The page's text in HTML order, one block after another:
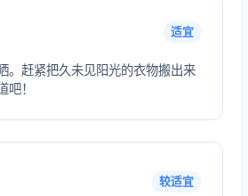
适宜
。赶紧把久未见阳光的衣物搬出来
吧！
较适宜